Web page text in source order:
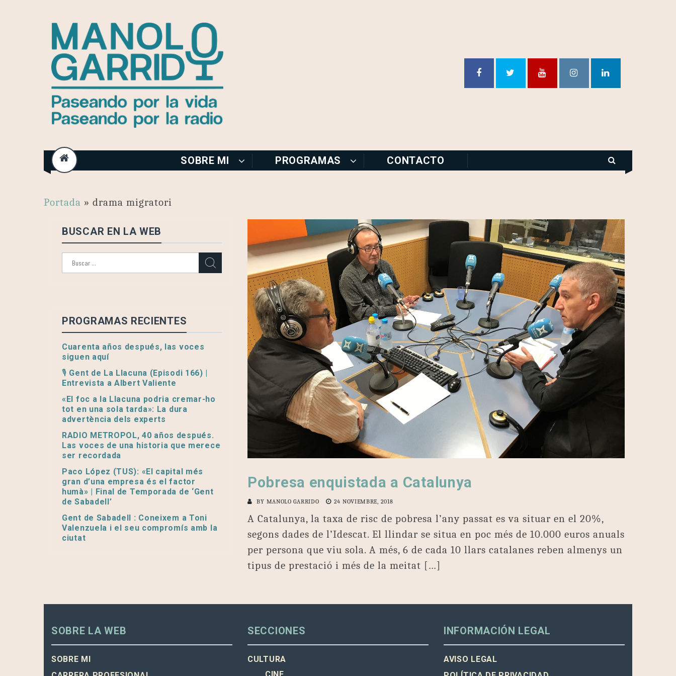
content
SOBRE MI PROGRAMAS CONTACTO
Portada » drama migratori
Pobresa enquistada a Catalunya
BY MANOLO GARRIDO 24 NOVIEMBRE, 2018
A Catalunya, la taxa de risc de pobresa l’any passat es va situar en el 20%,
segons dades de l’Idescat. El llindar se situa en poc més de 10.000 euros anuals
per persona que viu sola. A més, 6 de cada 10 llars catalanes reben almenys un
tipus de prestació i més de la meitat […]
BUSCAR EN LA WEB
PROGRAMAS RECIENTES
Cuarenta años después, las voces
siguen aquí
🎙️ Gent de La Llacuna (Episodi 166) |
Entrevista a Albert Valiente
«El foc a la Llacuna podria cremar-ho
tot en una sola tarda»: La dura
advertència dels experts
RADIO METROPOL, 40 años después.
Las voces de una historia que merece
ser recordada
Paco López (TUS): «El capital més
gran d’una empresa és el factor
humà» | Final de Temporada de ‘Gent
de Sabadell’
Gent de Sabadell : Coneixem a Toni
Valenzuela i el seu compromís amb la
ciutat
SOBRE LA WEB
SOBRE MI
SECCIONES
CULTURA
INFORMACIÓN LEGAL
AVISO LEGAL